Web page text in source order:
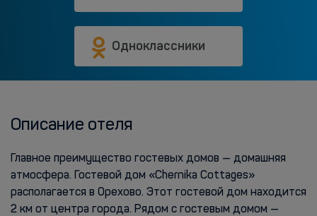
Одноклассники
Описание отеля
Главное преимущество гостевых домов — домашняя
атмосфера. Гостевой дом «Chernika Cottages»
располагается в Орехово. Этот гостевой дом находится
2 км от центра города. Рядом с гостевым домом —